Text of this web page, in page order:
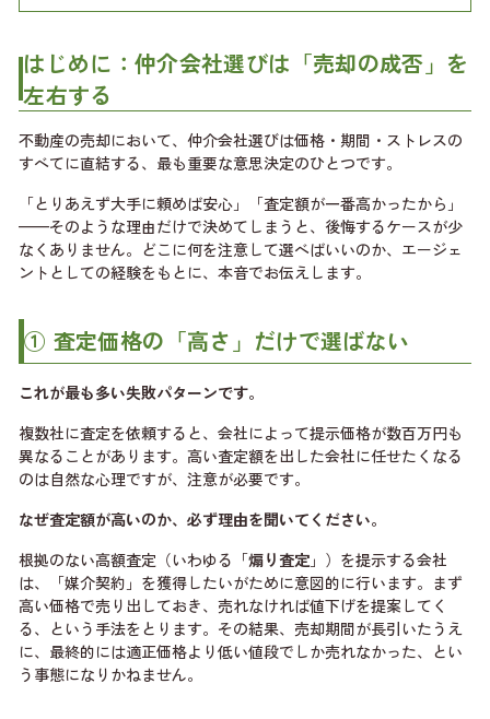
はじめに：仲介会社選びは「売却の成否」を
左右する
不動産の売却において、仲介会社選びは価格・期間・ストレスの
すべてに直結する、最も重要な意思決定のひとつです。
「とりあえず大手に頼めば安心」「査定額が一番高かったから」
——そのような理由だけで決めてしまうと、後悔するケースが少
なくありません。どこに何を注意して選べばいいのか、エージェ
ントとしての経験をもとに、本音でお伝えします。
① 査定価格の「高さ」だけで選ばない
これが最も多い失敗パターンです。
複数社に査定を依頼すると、会社によって提示価格が数百万円も
異なることがあります。高い査定額を出した会社に任せたくなる
のは自然な心理ですが、注意が必要です。
なぜ査定額が高いのか、必ず理由を聞いてください。
根拠のない高額査定（いわゆる「煽り査定 」）を提示する会社
は、「媒介契約」を獲得したいがために意図的に行います。まず
高い価格で売り出しておき、売れなければ値下げを提案してく
る、という手法をとります。その結果、売却期間が長引いたうえ
に、最終的には適正価格より低い値段でしか売れなかった、とい
う事態になりかねません。